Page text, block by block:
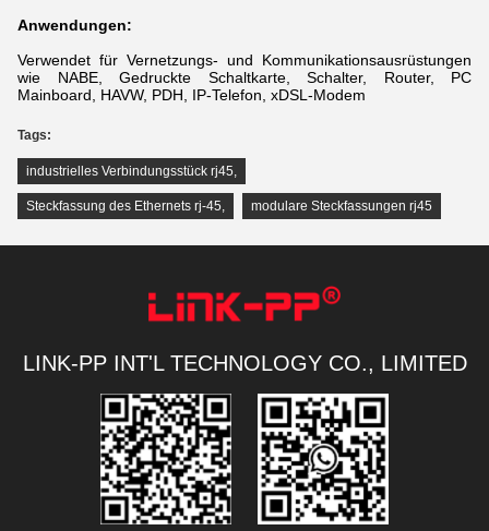
Anwendungen:
Verwendet für Vernetzungs- und Kommunikationsausrüstungen
wie NABE, Gedruckte Schaltkarte, Schalter, Router, PC
Mainboard, HAVW, PDH, IP-Telefon, xDSL-Modem
Tags:
industrielles Verbindungsstück rj45,
Steckfassung des Ethernets rj-45, modulare Steckfassungen rj45
LINK-PP INT'L TECHNOLOGY CO., LIMITED